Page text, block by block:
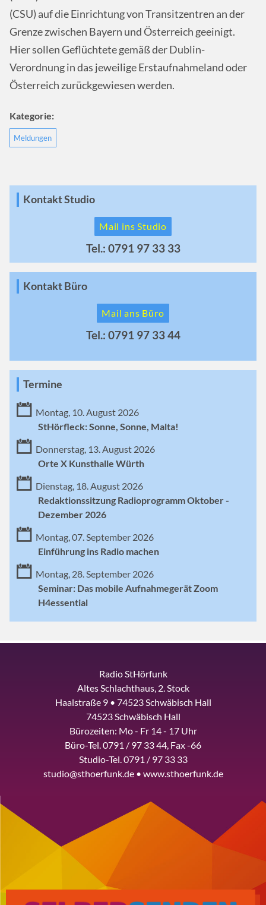
(CSU) auf die Einrichtung von Transitzentren an der
Grenze zwischen Bayern und Österreich geeinigt.
Hier sollen Geflüchtete gemäß der Dublin-
Verordnung in das jeweilige Erstaufnahmeland oder
Österreich zurückgewiesen werden.
Kategorie:
Meldungen
Kontakt Studio
Mail ins Studio
Tel.: 0791 97 33 33
Kontakt Büro
Mail ans Büro
Tel.: 0791 97 33 44
Termine
Montag, 10. August 2026
StHörfleck: Sonne, Sonne, Malta!
Donnerstag, 13. August 2026
Orte X Kunsthalle Würth
Dienstag, 18. August 2026
Redaktionssitzung Radioprogramm Oktober -
Dezember 2026
Montag, 07. September 2026
Einführung ins Radio machen
Montag, 28. September 2026
Seminar: Das mobile Aufnahmegerät Zoom
H4essential
Radio StHörfunk
Altes Schlachthaus, 2. Stock
Haalstraße 9 • 74523 Schwäbisch Hall
74523 Schwäbisch Hall
Bürozeiten: Mo - Fr 14 - 17 Uhr
Büro-Tel. 0791 / 97 33 44, Fax -66
Studio-Tel. 0791 / 97 33 33
studio@sthoerfunk.de • www.sthoerfunk.de